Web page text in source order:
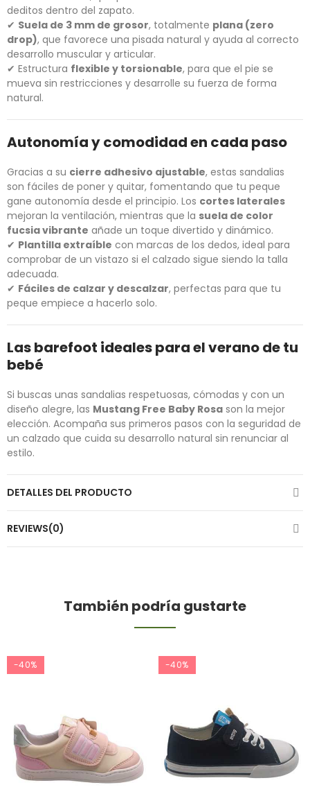
deditos dentro del zapato.
✔ Suela de 3 mm de grosor, totalmente plana (zero
drop), que favorece una pisada natural y ayuda al correcto
desarrollo muscular y articular.
✔ Estructura flexible y torsionable, para que el pie se
mueva sin restricciones y desarrolle su fuerza de forma
natural.
Autonomía y comodidad en cada paso
Gracias a su cierre adhesivo ajustable, estas sandalias
son fáciles de poner y quitar, fomentando que tu peque
gane autonomía desde el principio. Los cortes laterales
mejoran la ventilación, mientras que la suela de color
fucsia vibrante añade un toque divertido y dinámico.
✔ Plantilla extraíble con marcas de los dedos, ideal para
comprobar de un vistazo si el calzado sigue siendo la talla
adecuada.
✔ Fáciles de calzar y descalzar, perfectas para que tu
peque empiece a hacerlo solo.
Las barefoot ideales para el verano de tu
bebé
Si buscas unas sandalias respetuosas, cómodas y con un
diseño alegre, las Mustang Free Baby Rosa son la mejor
elección. Acompaña sus primeros pasos con la seguridad de
un calzado que cuida su desarrollo natural sin renunciar al
estilo.
DETALLES DEL PRODUCTO
REVIEWS(0)
También podría gustarte
-40% -40%